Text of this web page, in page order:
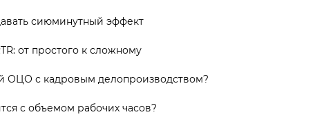
сиюминутный эффект
от простого к сложному
ОЦО с кадровым делопроизводством?
с объемом рабочих часов?